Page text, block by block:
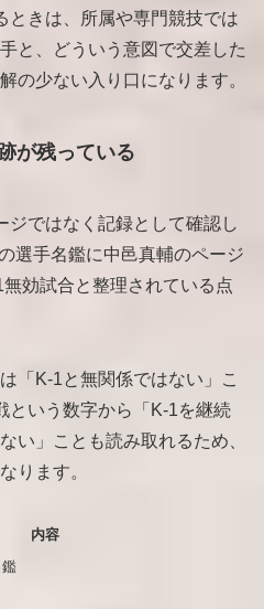
ときは、所属や専門競技では
と、どういう意図で交差した
の少ない入り口になります。
が残っている
ジではなく記録として確認し
選手名鑑に中邑真輔のページ
効試合と整理されている点
「K-1と無関係ではない」こ
という数字から「K-1を継続
い」ことも読み取れるため、
ります。
内容